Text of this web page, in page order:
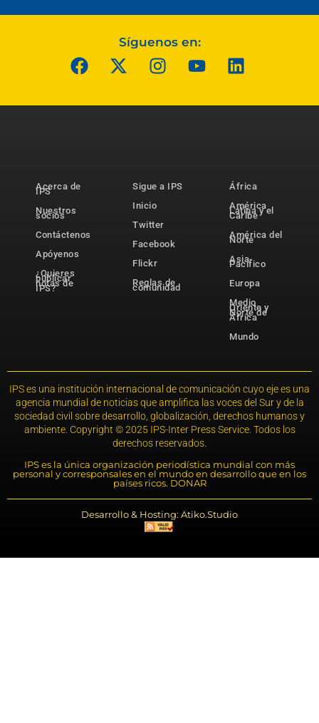
Síguenos en:
Acerca de
IPS
Nuestros
socios
Contáctenos
Apóyenos
¿Quieres
publicar
notas de
IPS?
Sigue a IPS
Inicio
Twitter
Facebook
Flickr
Reglas de
comunidad
África
América
Latina y el
Caribe
América del
Norte
Asia-
Pacífico
Europa
Medio
Oriente y
Norte de
África
Mundo
IPS es una institución internacional de comunicación cuyo eje es una
agencia mundial de noticias que amplifica las voces del Sur y de la
sociedad civil sobre desarrollo, globalización, derechos humanos y
ambiente. Copyright © 2025 IPS-Inter Press Service. Todos los
derechos reservados.
IPS es la única organización periodística mundial con más
personal y corresponsales en el mundo en desarrollo que en los
países ricos. DONAR
Desarrollo & Hosting: Atiko.Studio